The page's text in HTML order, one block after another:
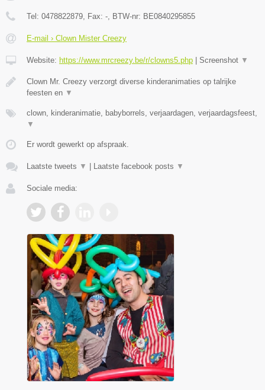
Tel: 0478822879, Fax: -, BTW-nr: BE0840295855
E-mail › Clown Mister Creezy
Website: https://www.mrcreezy.be/r/clowns5.php Screenshot ▼
Clown Mr. Creezy verzorgt diverse kinderanimaties op talrijke
feesten en ▼
clown, kinderanimatie, babyborrels, verjaardagen, verjaardagsfeest,
▼
Er wordt gewerkt op afspraak.
Laatste tweets ▼ Laatste facebook posts ▼
Sociale media: